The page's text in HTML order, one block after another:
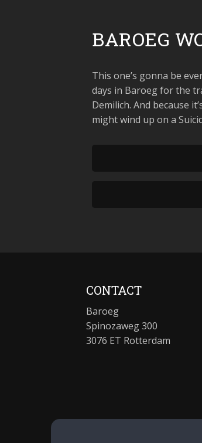
BAROEG
This one’s gonna be
days in Baroeg for the
Demilich. And because
might wind up on a
CONTACT
Baroeg
Spinozaweg 300
3076 ET Rotterdam